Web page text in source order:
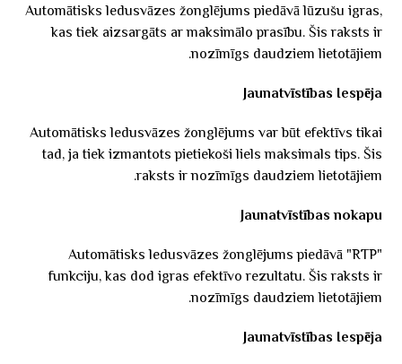
Automātisks ledusvāzes žonglējums piedāvā lūzušu igras,
kas tiek aizsargāts ar maksimālo prasību. Šis raksts ir
nozīmīgs daudziem lietotājiem.
Jaunatvīstības Iespēja
Automātisks ledusvāzes žonglējums var būt efektīvs tikai
tad, ja tiek izmantots pietiekoši liels maksimals tips. Šis
raksts ir nozīmīgs daudziem lietotājiem.
Jaunatvīstības nokapu
Automātisks ledusvāzes žonglējums piedāvā "RTP"
funkciju, kas dod igras efektīvo rezultatu. Šis raksts ir
nozīmīgs daudziem lietotājiem.
Jaunatvīstības Iespēja